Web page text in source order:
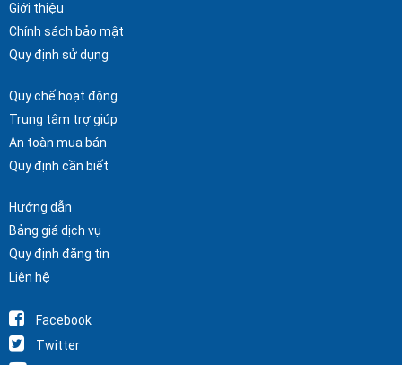
Giới thiệu
Chính sách bảo mật
Quy định sử dụng
Quy chế hoạt động
Trung tâm trợ giúp
An toàn mua bán
Quy định cần biết
Hướng dẫn
Bảng giá dịch vụ
Quy định đăng tin
Liên hệ
Facebook
Twitter